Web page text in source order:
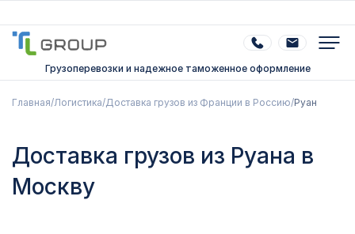
Грузоперевозки и надежное таможенное оформление
Главная/Логистика/Доставка грузов из Франции в Россию/Руан
Доставка грузов из Руана в
Москву